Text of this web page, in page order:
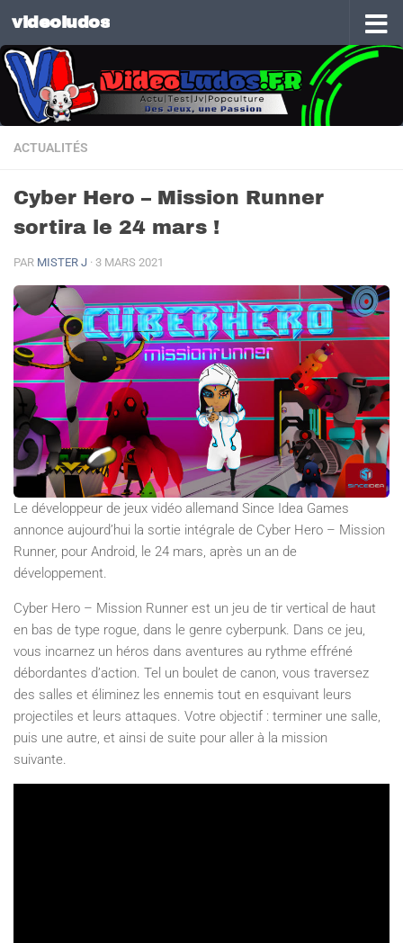
Skip to content
videoludos
ACTUALITÉS
Cyber Hero – Mission Runner
sortira le 24 mars !
PAR MISTER J · 3 MARS 2021
Le développeur de jeux vidéo allemand Since Idea Games
annonce aujourd’hui la sortie intégrale de Cyber Hero – Mission
Runner, pour Android, le 24 mars, après un an de
développement.
Cyber Hero – Mission Runner est un jeu de tir vertical de haut
en bas de type rogue, dans le genre cyberpunk. Dans ce jeu,
vous incarnez un héros dans aventures au rythme effréné
débordantes d’action. Tel un boulet de canon, vous traversez
des salles et éliminez les ennemis tout en esquivant leurs
projectiles et leurs attaques. Votre objectif : terminer une salle,
puis une autre, et ainsi de suite pour aller à la mission
suivante.